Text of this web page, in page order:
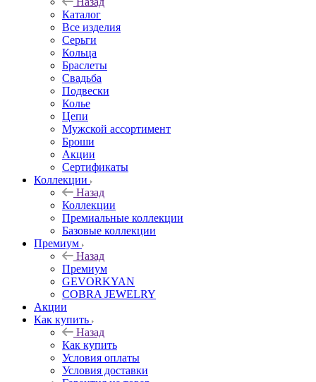
Каталог
Все изделия
Серьги
Кольца
Браслеты
Свадьба
Подвески
Колье
Цепи
Мужской ассортимент
Броши
Акции
Сертификаты
Коллекции
Назад
Коллекции
Премиальные коллекции
Базовые коллекции
Премиум
Назад
Премиум
GEVORKYAN
COBRA JEWELRY
Акции
Как купить
Назад
Как купить
Условия оплаты
Условия доставки